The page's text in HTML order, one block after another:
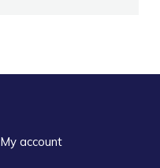
My account